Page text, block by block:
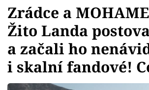
Témata
Showbyznys
Youtubeři
Zrádce a
Žito Landa
a začali ho
i skalní fandové!